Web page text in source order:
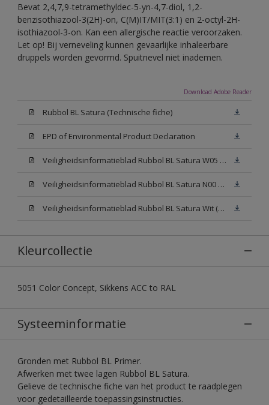
Bevat 2,4,7,9-tetramethyldec-5-yn-4,7-diol, 1,2-
benzisothiazool-3(2H)-on, C(M)IT/MIT(3:1) en 2-octyl-2H-
isothiazool-3-on. Kan een allergische reactie veroorzaken.
Let op! Bij verneveling kunnen gevaarlijke inhaleerbare
druppels worden gevormd. Spuitnevel niet inademen.
Download Adobe Reader
Rubbol BL Satura (Technische fiche)
EPD of Environmental Product Declaration
Veiligheidsinformatieblad Rubbol BL Satura W05 (SDS)
Veiligheidsinformatieblad Rubbol BL Satura N00 (SDS)
Veiligheidsinformatieblad Rubbol BL Satura Wit (SDS)
Kleurcollectie
5051 Color Concept, Sikkens ACC to RAL
Systeeminformatie
Gronden met Rubbol BL Primer.
Afwerken met twee lagen Rubbol BL Satura.
Gelieve de technische fiche van het product te raadplegen
voor gedetailleerde toepassingsinstructies.